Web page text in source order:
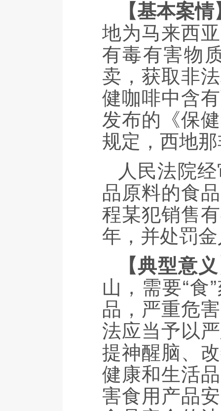
【基本案情
地为马来西
有毒有害物
卖，获取非
健咖啡中含
发布的《保
规定，西地
人民法院
品原料的食
程某犯销售
年，并处罚
【典型意
山，需要“食
品，严重危
法应当予以
提神醒脑、
健康和生活
害食用产品